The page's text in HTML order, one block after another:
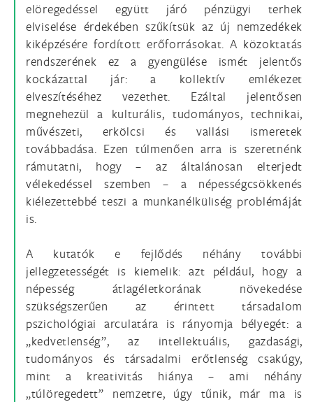
elöregedéssel együtt járó pénzügyi terhek
elviselése érdekében szűkítsük az új nemzedékek
kiképzésére fordított erőforrásokat. A közoktatás
rendszerének ez a gyengülése ismét jelentős
kockázattal jár: a kollektív emlékezet
elveszítéséhez vezethet. Ezáltal jelentősen
megnehezül a kulturális, tudományos, technikai,
művészeti, erkölcsi és vallási ismeretek
továbbadása. Ezen túlmenően arra is szeretnénk
rámutatni, hogy – az általánosan elterjedt
vélekedéssel szemben – a népességcsökkenés
kiélezettebbé teszi a munkanélküliség problémáját
is.
A kutatók e fejlődés néhány további
jellegzetességét is kiemelik: azt például, hogy a
népesség átlagéletkorának növekedése
szükségszerűen az érintett társadalom
pszichológiai arculatára is rányomja bélyegét: a
„kedvetlenség”, az intellektuális, gazdasági,
tudományos és társadalmi erőtlenség csakúgy,
mint a kreativitás hiánya – ami néhány
„túlöregedett” nemzetre, úgy tűnik, már ma is